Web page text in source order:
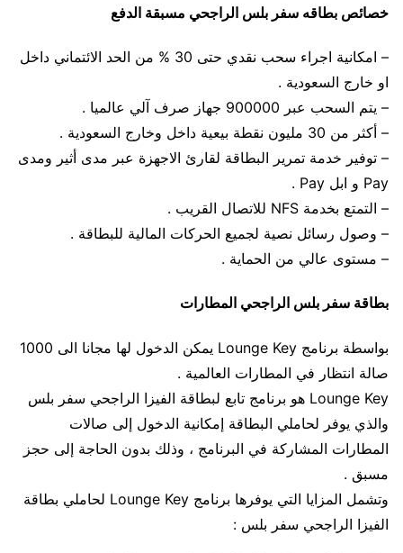
خصائص بطاقه سفر بلس الراجحي مسبقة الدفع
– امكانية اجراء سحب نقدي حتى 30 % من الحد الائتماني داخل
او خارج السعودية .
– يتم السحب عبر 900000 جهاز صرف آلي عالميا .
– أكثر من 30 مليون نقطة بيعية داخل وخارج السعودية .
– توفير خدمة تمرير البطاقة لقارئ الاجهزة عبر مدى أثير ومدى
Pay و ابل Pay .
– التمتع بخدمة NFS للاتصال القريب .
– وصول رسائل نصية لجميع الحركات المالية للبطاقة .
– مستوى عالي من الحماية .
بطاقة سفر بلس الراجحي المطارات
بواسطة برنامج Lounge Key يمكن الدخول لها مجانا الى 1000
صالة انتظار في المطارات العالمية .
Lounge Key هو برنامج تابع لبطاقة الفيزا الراجحي سفر بلس
والذي يوفر لحاملي البطاقة إمكانية الدخول إلى صالات
المطارات المشاركة في البرنامج ، وذلك بدون الحاجة إلى حجز
مسبق .
وتشمل المزايا التي يوفرها برنامج Lounge Key لحاملي بطاقة
الفيزا الراجحي سفر بلس :